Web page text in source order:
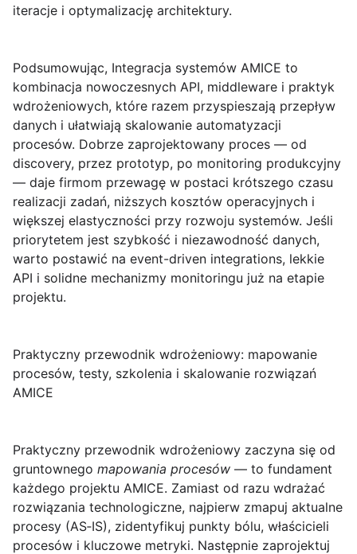
iteracje i optymalizację architektury.
Podsumowując, Integracja systemów AMICE to
kombinacja nowoczesnych API, middleware i praktyk
wdrożeniowych, które razem przyspieszają przepływ
danych i ułatwiają skalowanie automatyzacji
procesów. Dobrze zaprojektowany proces — od
discovery, przez prototyp, po monitoring produkcyjny
— daje firmom przewagę w postaci krótszego czasu
realizacji zadań, niższych kosztów operacyjnych i
większej elastyczności przy rozwoju systemów. Jeśli
priorytetem jest szybkość i niezawodność danych,
warto postawić na event-driven integrations, lekkie
API i solidne mechanizmy monitoringu już na etapie
projektu.
Praktyczny przewodnik wdrożeniowy: mapowanie
procesów, testy, szkolenia i skalowanie rozwiązań
AMICE
Praktyczny przewodnik wdrożeniowy zaczyna się od
gruntownego mapowania procesów — to fundament
każdego projektu AMICE. Zamiast od razu wdrażać
rozwiązania technologiczne, najpierw zmapuj aktualne
procesy (AS‑IS), zidentyfikuj punkty bólu, właścicieli
procesów i kluczowe metryki. Następnie zaprojektuj